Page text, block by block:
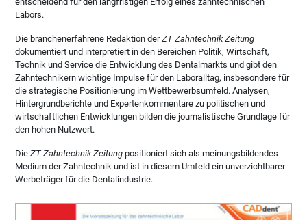
Labors.
Die branchenerfahrene Redaktion derZT Zahntechnik Zeitung
dokumentiert und interpretiert in den Bereichen Politik, Wirtschaft,
Technik und Service die Entwicklung des Dentalmarkts und gibt den
Zahntechnikern wichtige Impulse für den Laboralltag, insbesondere für
die strategische Positionierung im Wettbewerbsumfeld. Analysen,
Hintergrundberichte und Expertenkommentare zu politischen und
wirtschaftlichen Entwicklungen bilden die journalistische Grundlage für
den hohen Nutzwert.
DieZT Zahntechnik Zeitung positioniert sich als meinungsbildendes
Medium der Zahntechnik und ist in diesem Umfeld ein unverzichtbarer
Werbeträger für die Dentalindustrie.